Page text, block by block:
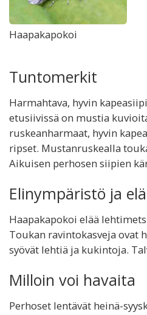
Haapakapokoi
Tuntomerkit
Harmahtava, hyvin
etusiivissä on mustia
ruskeanharmaat, hyvin
ripset. Mustanruskealla
Aikuisen perhosen siipien
Elinympäristö ja
Haapakapokoi elää
Toukan ravintokasveja ovat
syövät lehtiä ja kukintoja.
Milloin voi havaita
Perhoset lentävät heinä-